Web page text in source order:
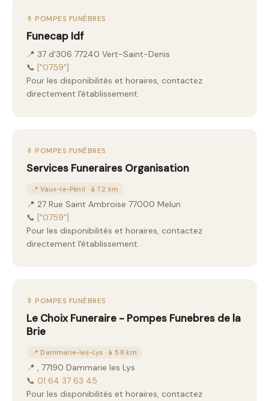
⚱️ POMPES FUNÈBRES
Funecap Idf
📍 37 d'306 77240 Vert-Saint-Denis
📞 ["0759"]
Pour les disponibilités et horaires, contactez
directement l'établissement.
⚱️ POMPES FUNÈBRES
Services Funeraires Organisation
📍 Vaux-le-Pénil · à 7.2 km
📍 27 Rue Saint Ambroise 77000 Melun
📞 ["0759"]
Pour les disponibilités et horaires, contactez
directement l'établissement.
⚱️ POMPES FUNÈBRES
Le Choix Funeraire - Pompes Funebres de la
Brie
📍 Dammarie-les-Lys · à 5.8 km
📍 , 77190 Dammarie les Lys
📞 01 64 37 63 45
Pour les disponibilités et horaires, contactez